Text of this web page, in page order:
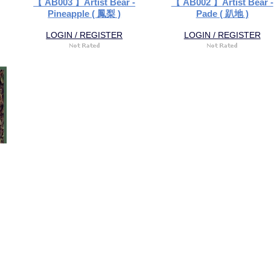
【 AB003 】Artist Bear -
Pineapple ( 鳳梨 )
LOGIN / REGISTER
【 AB002 】Artist Bear -
Pade ( 趴地 )
LOGIN / REGISTER